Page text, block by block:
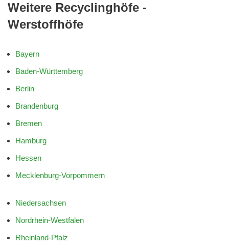
Weitere Recyclinghöfe -
Werstoffhöfe
Bayern
Baden-Württemberg
Berlin
Brandenburg
Bremen
Hamburg
Hessen
Mecklenburg-Vorpommern
Niedersachsen
Nordrhein-Westfalen
Rheinland-Pfalz